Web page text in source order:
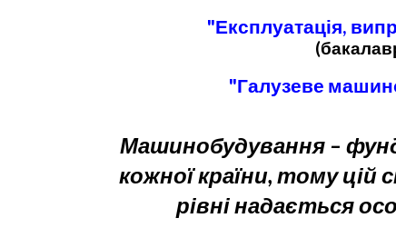
"Експлуатація,
(бака
"Галузеве
Машинобудування –
кожноїкраїни, тому цій
рівні надається